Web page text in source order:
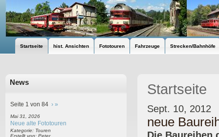
Startseite hist. Ansichten Fototouren Fahrzeuge Strecken/Bahnhöfe
News
Seite 1 von 84 › »
Mai 31, 2026
Neue alte Fototouren
Kategorie: Touren
Erstellt von: Peter
Startseite
Sept. 10, 2012
neue